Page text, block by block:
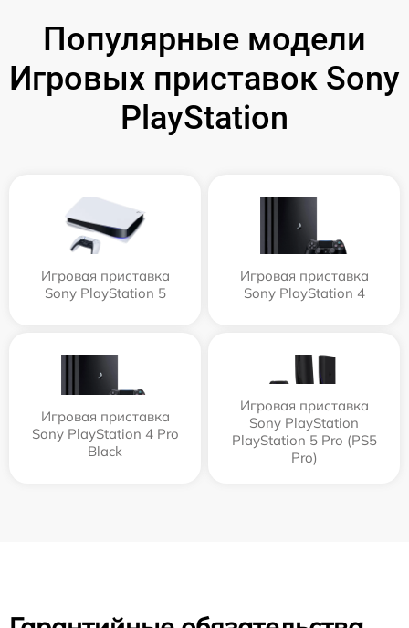
Популярные модели
Игровых приставок Sony
PlayStation
Игровая приставка
Sony PlayStation 5
Игровая приставка
Sony PlayStation 4
Игровая приставка
Sony PlayStation 4 Pro
Black
Игровая приставка
Sony PlayStation
PlayStation 5 Pro (PS5
Pro)